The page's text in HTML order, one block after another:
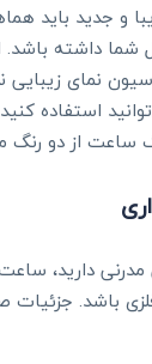
و جدید باید
شما داشته
نمای زیبایی
استفاده
ساعت از دو
دارید،
باشد.